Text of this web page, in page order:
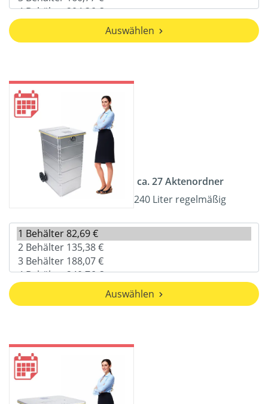
Auswählen
ca. 27 Aktenordner
240 Liter regelmäßig
Auswählen